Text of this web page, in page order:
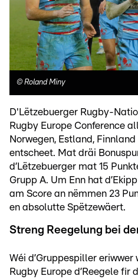
© Roland Miny
D'Lëtzebuerger Rugby-
Rugby Europe Conference
Norwegen, Estland,
entscheet. Mat dräi
d’Lëtzebuerger mat 15
Grupp A. Um Enn hat
am Score an nëmmen 23
en absolutte Spëtzewäert.
Streng Reegelung bei
Wéi d’Gruppespiller eriwwer
Rugby Europe d’Reegele fir